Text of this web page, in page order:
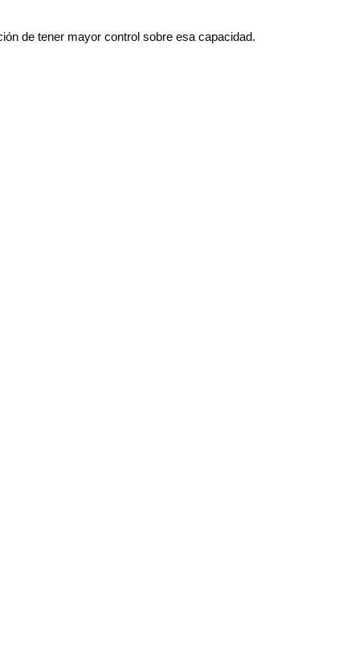
de tener mayor control sobre esa capacidad.